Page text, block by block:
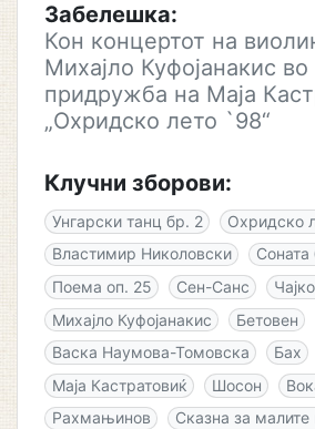
Забелешка:
Кон концертот на
Михајло Куфојанакис во
придружба на Маја
„Охридско лето `98“
Клучни зборови:
Унгарски танц бр. 2
Охридско
Властимир Николовски
Соната
Поема оп. 25
Сен-Санс
Михајло Куфојанакис
Бетовен
Васка Наумова-Томовска
Бах
Маја Кастратовиќ
Шосон
Рахмањинов
Сказна за малите